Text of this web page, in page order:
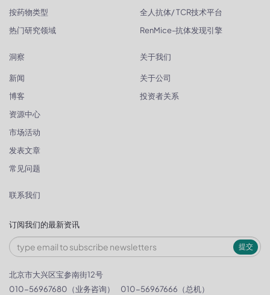
按药物类型
热门研究领域
全人抗体/ TCR技术平台
RenMice-抗体发现引擎
洞察
新闻
博客
资源中心
市场活动
发表文章
常见问题
关于我们
关于公司
投资者关系
联系我们
订阅我们的最新资讯
提交
北京市大兴区宝参南街12号
010-56967680（业务咨询）
010-56967666（总机）